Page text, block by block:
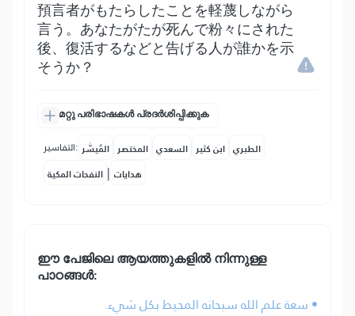
預言者がもたらしたことを軽蔑しながら
言う。あなたがたが死んで粉々にされた
後、復活するなどと告げる人が誰かを示
そうか？
മറ്റു പരിഭാഷകൾ പ്രദർശിപ്പിക്കുക
التفاسير: المُيسَّر المختصر السعدي ابن كثير الطبري
النفحات المكية | هدايات
ഈ പേജിലെ ആയത്തുകളിൽ നിന്നുള്ള
പാഠങ്ങൾ:
• سعة علم الله سبحانه المحيط بكل شيء.